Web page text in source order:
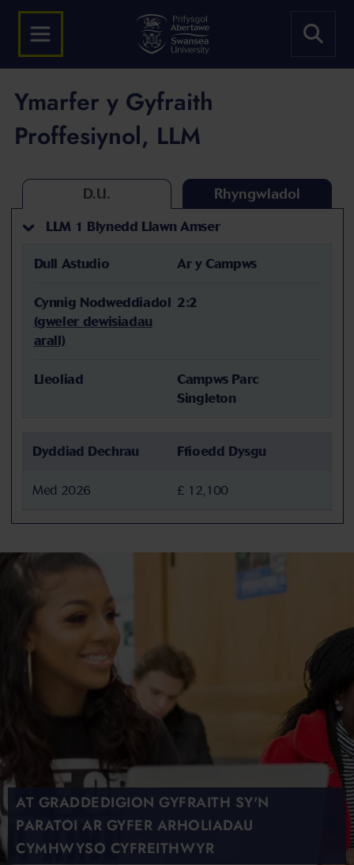
Ymarfer y Gyfraith
Proffesiynol, LLM
D.U. Rhyngwladol
LLM 1 Blynedd Llawn Amser
Dull Astudio Ar y Campws
Cynnig Nodweddiadol
(gweler dewisiadau
arall)
2:2
Lleoliad
Campws Parc
Singleton
Dyddiad Dechrau Ffioedd Dysgu
Med 2026 £ 12,100
AT GRADDEDIGION GYFRAITH SY'N
PARATOI AR GYFER ARHOLIADAU
CYMHWYSO CYFREITHWYR